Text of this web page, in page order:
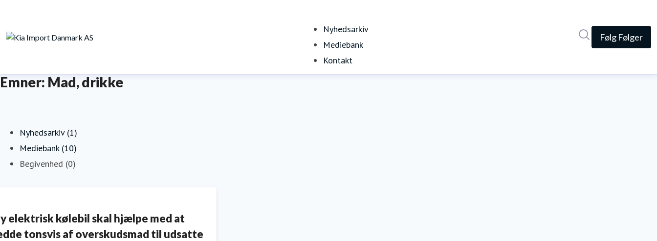
Nyhedsarkiv
Mediebank
Kontakt
Følg Følger
Emner: Mad, drikke
Nyhedsarkiv (1)
Mediebank (10)
Begivenhed (0)
elektrisk kølebil skal hjælpe med at
tonsvis af overskudsmad til udsatte